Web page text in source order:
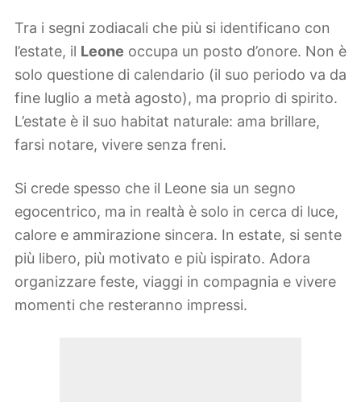
Tra i segni zodiacali che più si identificano con
l’estate, il Leone occupa un posto d’onore. Non è
solo questione di calendario (il suo periodo va da
fine luglio a metà agosto), ma proprio di spirito.
L’estate è il suo habitat naturale: ama brillare,
farsi notare, vivere senza freni.
Si crede spesso che il Leone sia un segno
egocentrico, ma in realtà è solo in cerca di luce,
calore e ammirazione sincera. In estate, si sente
più libero, più motivato e più ispirato. Adora
organizzare feste, viaggi in compagnia e vivere
momenti che resteranno impressi.